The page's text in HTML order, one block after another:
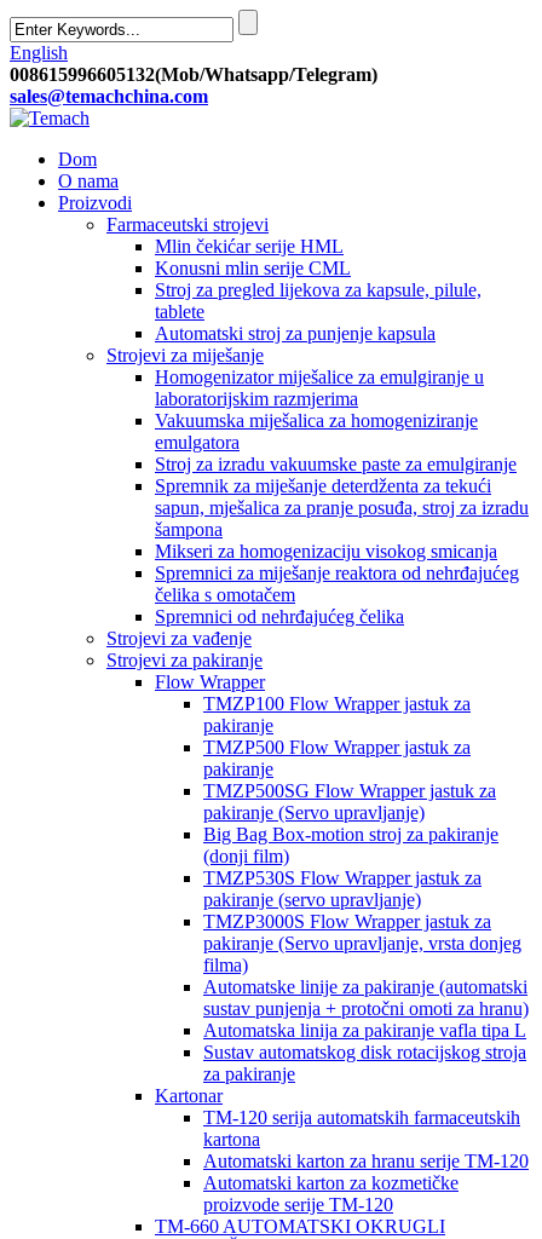
English
008615996605132(Mob/Whatsapp/Telegram)
sales@temachchina.com
Dom
O nama
Proizvodi
Farmaceutski strojevi
Mlin čekićar serije HML
Konusni mlin serije CML
Stroj za pregled lijekova za kapsule, pilule,
tablete
Automatski stroj za punjenje kapsula
Strojevi za miješanje
Homogenizator miješalice za emulgiranje u
laboratorijskim razmjerima
Vakuumska miješalica za homogeniziranje
emulgatora
Stroj za izradu vakuumske paste za emulgiranje
Spremnik za miješanje deterdženta za tekući
sapun, mješalica za pranje posuđa, stroj za izradu
šampona
Mikseri za homogenizaciju visokog smicanja
Spremnici za miješanje reaktora od nehrđajućeg
čelika s omotačem
Spremnici od nehrđajućeg čelika
Strojevi za vađenje
Strojevi za pakiranje
Flow Wrapper
TMZP100 Flow Wrapper jastuk za
pakiranje
TMZP500 Flow Wrapper jastuk za
pakiranje
TMZP500SG Flow Wrapper jastuk za
pakiranje (Servo upravljanje)
Big Bag Box-motion stroj za pakiranje
(donji film)
TMZP530S Flow Wrapper jastuk za
pakiranje (servo upravljanje)
TMZP3000S Flow Wrapper jastuk za
pakiranje (Servo upravljanje, vrsta donjeg
filma)
Automatske linije za pakiranje (automatski
sustav punjenja + protočni omoti za hranu)
Automatska linija za pakiranje vafla tipa L
Sustav automatskog disk rotacijskog stroja
za pakiranje
Kartonar
TM-120 serija automatskih farmaceutskih
kartona
Automatski karton za hranu serije TM-120
Automatski karton za kozmetičke
proizvode serije TM-120
TM-660 AUTOMATSKI OKRUGLI